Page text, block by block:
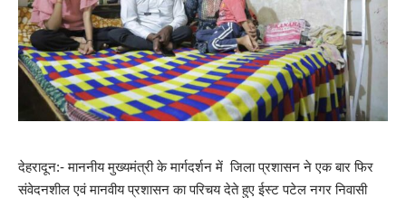
देहरादून:- माननीय मुख्यमंत्री के मार्गदर्शन में जिला प्रशासन ने एक बार फिर
संवेदनशील एवं मानवीय प्रशासन का परिचय देते हुए ईस्ट पटेल नगर निवासी